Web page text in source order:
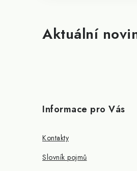
Aktuální
Informace pro Vás
Kontakty
Slovník pojmů